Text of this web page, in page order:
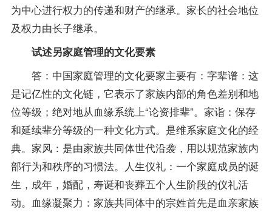
为中心进行权力的传递和财产的继承。家长的社会地位
及权力由长子继承。
试述另家庭管理的文化要素
答：中国家庭管理的文化要家主要有：字辈谱：这
是记亿性的文化链，它表示了家族内部的角色差别和地
位等级；绝对地从血缘系统上“论资排辈”。家诣：保存
和延续辈分等级的一种文化方式。是维系家庭文化的经
典。家风：是由家族共同体世代沿袭，用以规范家族内
部行为和秩序的习惯法。人生仪礼：一个家庭成员的诞
生，成年，婚配，寿诞和丧葬五个人生阶段的仪礼活
动。血缘凝聚力：家族共同体中的宗姓首先是血亲家族